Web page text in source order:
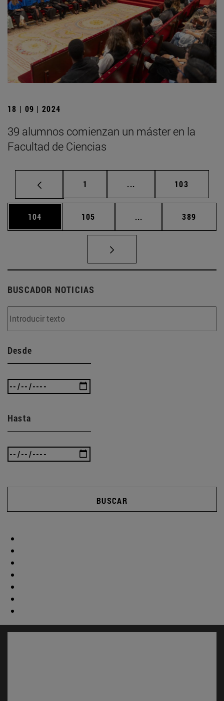
18 | 09 | 2024
39 alumnos comienzan un máster en la
Facultad de Ciencias
Página
1 ... Páginas intermedias
Página
103
Página
104 Página
105 ... Páginas intermedias
Página
389
BUSCADOR NOTICIAS
Desde
Hasta
BUSCAR